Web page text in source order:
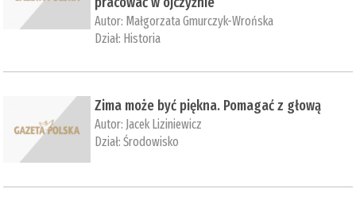
Autor: Małgorzata Gmurczyk-Wrońska
Dział: Historia
Zima może być piękna. Pomagać z głową
Autor: Jacek Liziniewicz
Dział:Środowisko